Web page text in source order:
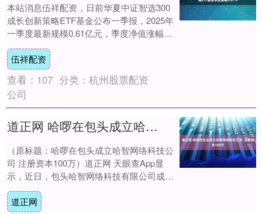
本站消息伍祥配资，日前华夏中证智选300
成长创新策略ETF基金公布一季报，2025年
一季度最新规模0.61亿元，季度净值涨幅为
0.87%。 从业绩表现来看，华夏....
伍祥配资
查看： 107 分类： 杭州股票配资
公司
道正网 哈啰在包头成立哈智网络科技公司 注册资本100万
（原标题：哈啰在包头成立哈智网络科技公
司 注册资本100万）道正网 天眼查App显
示，近日，包头哈智网络科技有限公司成
立，法定代表人为周伟，注册资本100万人
民....
道正网